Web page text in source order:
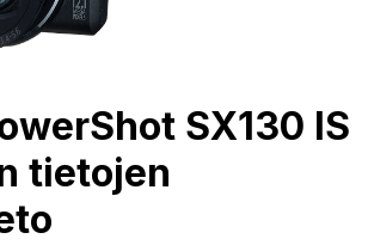
SX130 IS
tietojen